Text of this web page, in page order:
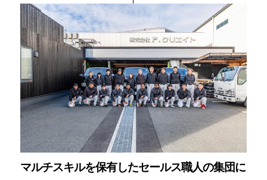
店創りの匠への夢は続く
マルチスキルを保有したセールス職人の集団に